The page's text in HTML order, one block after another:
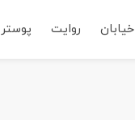
خیابان روایت پوستر